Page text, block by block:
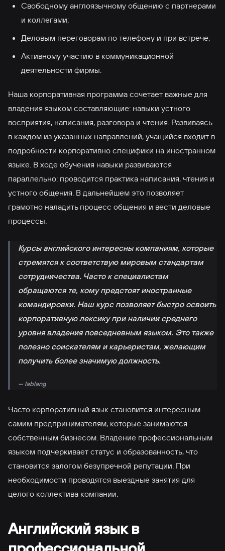
Свободному англоязычному общению с партнерами
и коллегами;
Деловым переговорам по телефону и при встрече;
Активному участию в коммуникационной
деятельности фирмы.
Наша корпоративная программа сочетает важные для
владения языком составляющие: навыки устного
восприятия, написания, разговора и чтения. Развиваясь
в каждом из указанных направлений, учащийся входит в
подробности корпоративно специфики на иностранном
языке. В ходе обучения навыки развиваются
параллельно: проводится практика написания, чтения и
устного общения. В дальнейшем это позволяет
грамотно наладить процесс общения и вести деловые
процессы.
Курсы английского интересны компаниям, которые
стремятся к соответствую мировым стандартам
сотрудничества. Часто к специалистам
обращаются те, кому предстоят иностранные
командировки. Наш курс позволяет быстро освоить
корпоративную лексику при наличии среднего
уровня владения повседневным языком. Это также
полезно соискателям и карьеристам, желающим
получить более значимую должность.
— lablang
Часто корпоративный язык становится интересным
самим предпринимателям, которые занимаются
собственным бизнесом. Владение профессиональным
языком подчеркивает статус и образованность, что
становится залогом безупречной репутации. При
необходимости проводятся выездные занятия для
целого коллектива компании.
Английский язык в